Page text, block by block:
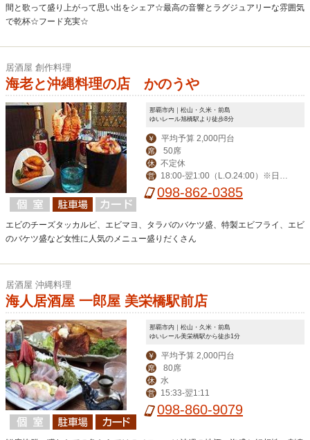
間と歌って盛り上がって思い出をシェア☆最高の音響とラグジュアリーな雰囲気
で乾杯☆フード充実☆
居酒屋 創作料理
海老と沖縄料理の店 かのうや
那覇市内｜松山・久米・前島
ゆいレール旭橋駅より徒歩8分
￥ 平均予算 2,000円台
席 50席
休 不定休
営
18:00-翌1:00（L.O.24:00）※日曜
は24:00（L.O.23:00）
098-862-0385
エビのチーズタッカルビ、エビマヨ、タラバのバケツ盛、特製エビフライ、エビ
のバケツ盛など女性に人気のメニュー盛りだくさん
居酒屋 沖縄料理
海人居酒屋 一郎屋 美栄橋駅前店
那覇市内｜松山・久米・前島
ゆいレール美栄橋駅から徒歩1分
￥ 平均予算 2,000円台
席 80席
休 水
営 15:33-翌1:11
098-860-9079